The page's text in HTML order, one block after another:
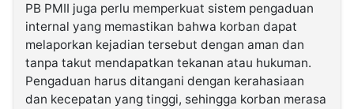
PB PMII juga perlu memperkuat sistem pengaduan
internal yang memastikan bahwa korban dapat
melaporkan kejadian tersebut dengan aman dan
tanpa takut mendapatkan tekanan atau hukuman.
Pengaduan harus ditangani dengan kerahasiaan
dan kecepatan yang tinggi, sehingga korban merasa